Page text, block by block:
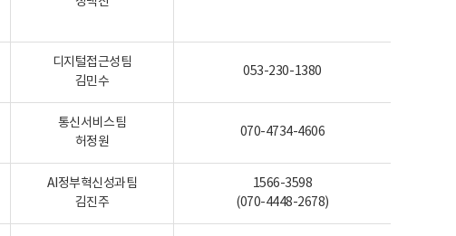
디지털접근성팀
김민수
053-230-1380
통신서비스팀
허정원
070-4734-4606
AI정부혁신성과팀
김진주
1566-3598
(070-4448-2678)